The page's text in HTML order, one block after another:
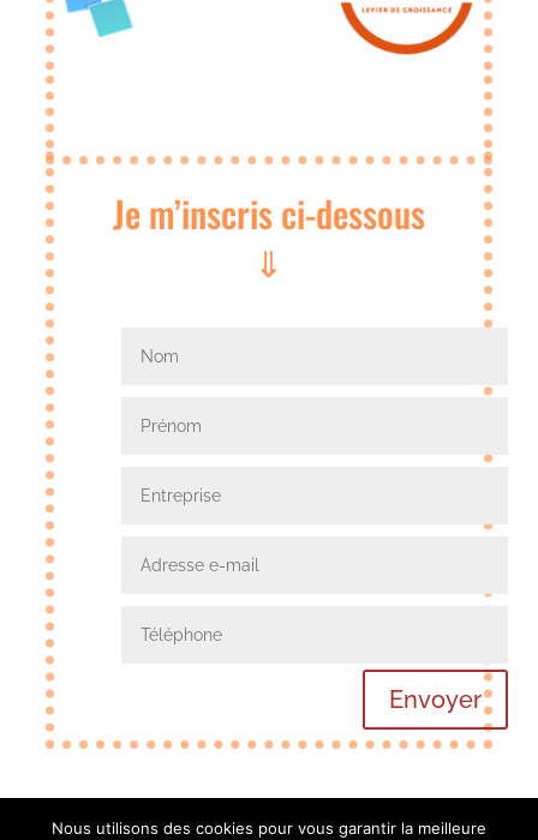
Je m’inscris ci-dessous
⇓
Envoyer
Nous utilisons des cookies pour vous garantir la meilleure